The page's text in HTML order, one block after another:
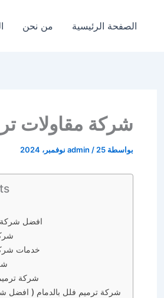
الصفحة الرئيسية من نحن
شركة مقاولات
بواسطة admin / 25 نوفمبر، 2024
افضل شركة
شركة ترميم فلل بالدمام ( افضل